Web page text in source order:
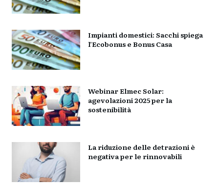
Impianti domestici: Sacchi spiega
l’Ecobonus e Bonus Casa
Webinar Elmec Solar:
agevolazioni 2025 per la
sostenibilità
La riduzione delle detrazioni è
negativa per le rinnovabili